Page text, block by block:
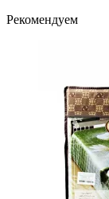
Рекомендуем